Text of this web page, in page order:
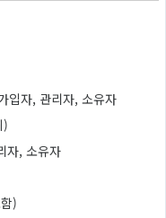
입자, 관리자, 소유자
)
자, 소유자
)